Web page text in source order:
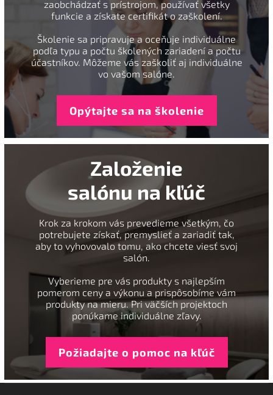
zaobchádzať s prístrojom, používať všetky
funkcie a získate certifikát o zaškolení.
Školenie sa pripravuje a oceňuje individuálne
podľa typu a počtu školených zariadení a počtu
účastníkov. Môžeme vás zaškoliť aj individuálne
vo vašom salóne.
Opýtajte sa na školenie
Založenie
salónu na kľúč
Krok za krokom vás prevedieme všetkým, čo
potrebujete získať, premyslieť a zariadiť tak,
aby to vyhovovalo tomu, ako chcete viesť svoj
salón.
Vyberieme pre vás produkty s najlepším
pomerom ceny a výkonu a prispôsobíme vám
produkty na mieru. Pri väčších projektoch
ponúkame individuálne zľavy.
Požiadajte o pomoc na kľúč